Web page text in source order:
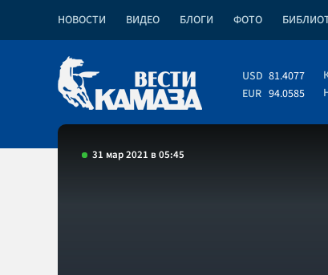
НОВОСТИ ВИДЕО БЛОГИ ФОТО
USD 81.4077
EUR 94.0585
31 мар 2021 в 05:45